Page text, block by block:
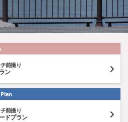
前撮り
ン
前撮り
ドプラン